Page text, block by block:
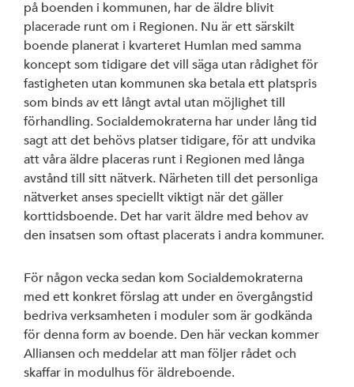
på boenden i kommunen, har de äldre blivit
placerade runt om i Regionen. Nu är ett särskilt
boende planerat i kvarteret Humlan med samma
koncept som tidigare det vill säga utan rådighet för
fastigheten utan kommunen ska betala ett platspris
som binds av ett långt avtal utan möjlighet till
förhandling. Socialdemokraterna har under lång tid
sagt att det behövs platser tidigare, för att undvika
att våra äldre placeras runt i Regionen med långa
avstånd till sitt nätverk. Närheten till det personliga
nätverket anses speciellt viktigt när det gäller
korttidsboende. Det har varit äldre med behov av
den insatsen som oftast placerats i andra kommuner.
För någon vecka sedan kom Socialdemokraterna
med ett konkret förslag att under en övergångstid
bedriva verksamheten i moduler som är godkända
för denna form av boende. Den här veckan kommer
Alliansen och meddelar att man följer rådet och
skaffar in modulhus för äldreboende.